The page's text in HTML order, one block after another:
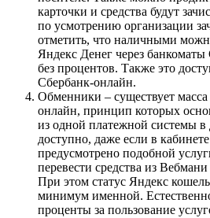
карточки и средства будут
по усмотрению организации
отметить, что наличными
Яндекс Денег через
без процентов. Также это
Сбербанк-онлайн.
Обменники – существует
онлайн, принцип которых
из одной платежной системы
доступно, даже если в
предусмотрено подобной
перевести средства из
При этом статус Яндекс
минимум именной.
проценты за пользование